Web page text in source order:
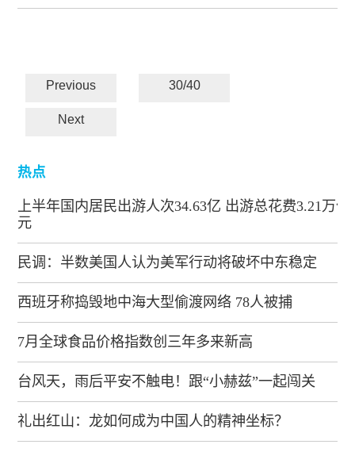
Previous 30/40
Next
热点
上半年国内居民出游人次34.63亿 出游总花费3.21万亿
元
民调：半数美国人认为美军行动将破坏中东稳定
西班牙称捣毁地中海大型偷渡网络 78人被捕
7月全球食品价格指数创三年多来新高
台风天，雨后平安不触电！跟“小赫兹”一起闯关
礼出红山：龙如何成为中国人的精神坐标？